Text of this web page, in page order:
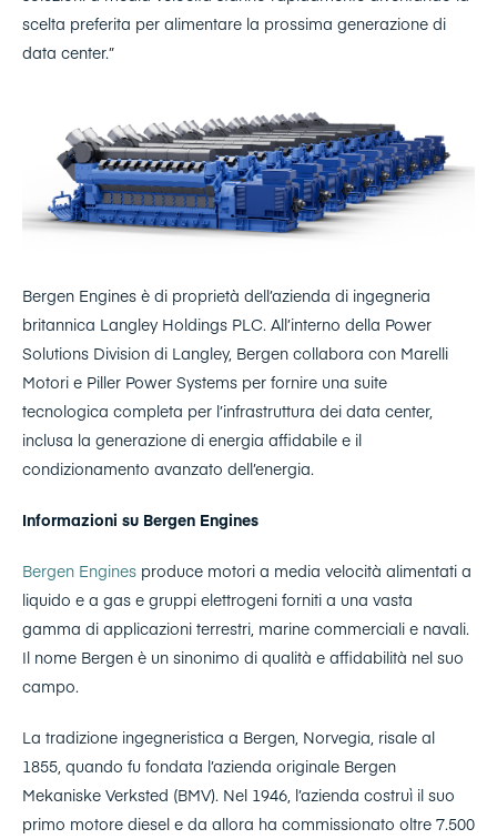
scelta preferita per alimentare la prossima generazione di
data center.”
Bergen Engines è di proprietà dell’azienda di ingegneria
britannica Langley Holdings PLC. All’interno della Power
Solutions Division di Langley, Bergen collabora con Marelli
Motori e Piller Power Systems per fornire una suite
tecnologica completa per l’infrastruttura dei data center,
inclusa la generazione di energia affidabile e il
condizionamento avanzato dell’energia.
Informazioni su Bergen Engines
Bergen Engines produce motori a media velocità alimentati a
liquido e a gas e gruppi elettrogeni forniti a una vasta
gamma di applicazioni terrestri, marine commerciali e navali.
Il nome Bergen è un sinonimo di qualità e affidabilità nel suo
campo.
La tradizione ingegneristica a Bergen, Norvegia, risale al
1855, quando fu fondata l’azienda originale Bergen
Mekaniske Verksted (BMV). Nel 1946, l’azienda costruì il suo
primo motore diesel e da allora ha commissionato oltre 7.500